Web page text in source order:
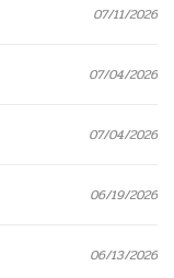
07/11/2026
07/04/2026
07/04/2026
06/19/2026
06/13/2026